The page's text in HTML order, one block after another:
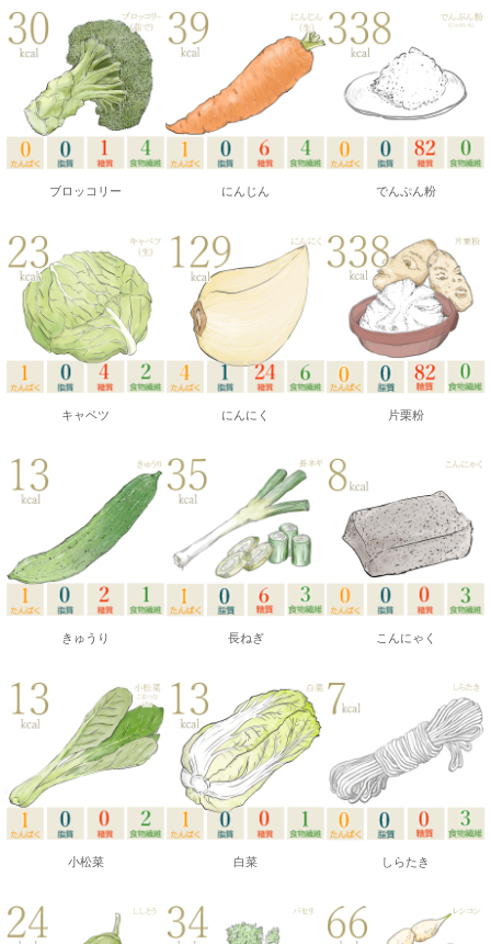
ブロッコリー
キャベツ
きゅうり
小松菜
にんじん
にんにく
長ねぎ
白菜
でんぷん粉
片栗粉
こんにゃく
しらたき